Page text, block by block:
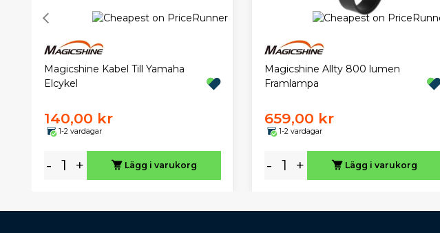
Magicshine Kabel Till Yamaha
Elcykel
140,00 kr
1-2 vardagar
- + Lägg i varukorg
Magicshine Allty 800 lumen
Framlampa
659,00 kr
1-2 vardagar
- + Lägg i varukorg